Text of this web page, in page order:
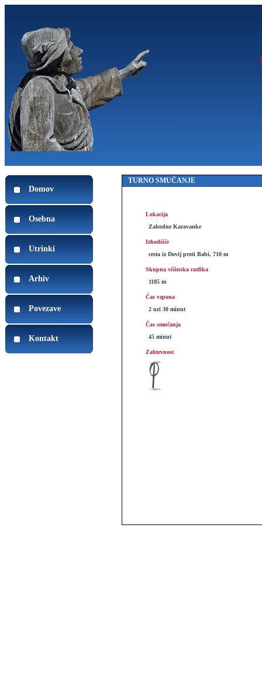
Domov
Osebna
Utrinki
Arhiv
Povezave
Kontakt
TURNO SMUČANJE
Lokacija
Zahodne Karavanke
Izhodišče
cesta iz Dovij proti Babi, 710 m
Skupna višinska razlika
1185 m
Čas vzpona
2 uri 30 minut
Čas smučanja
45 minut
Zahtevnost